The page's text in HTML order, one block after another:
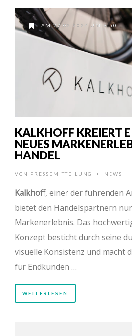
AM 27.02.2024 UM 9:50
KALKHOFF KREIERT
NEUES
HANDEL
VON PRESSEMITTEILUNG • NEWS
Kalkhoff, einer der führenden
bietet den Handelspartnern
Markenerlebnis. Das
Konzept besticht durch seine
visuelle Konsistenz und macht
für Endkunden …
WEITERLESEN